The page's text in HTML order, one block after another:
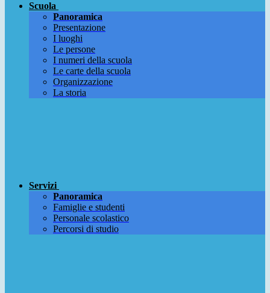
Scuola
Panoramica
Presentazione
I luoghi
Le persone
I numeri della scuola
Le carte della scuola
Organizzazione
La storia
Servizi
Panoramica
Famiglie e studenti
Personale scolastico
Percorsi di studio